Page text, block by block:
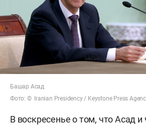
Башар Асад
Фото: © Iranian Presidency / Keystone Press
В воскресенье о том, что Асад